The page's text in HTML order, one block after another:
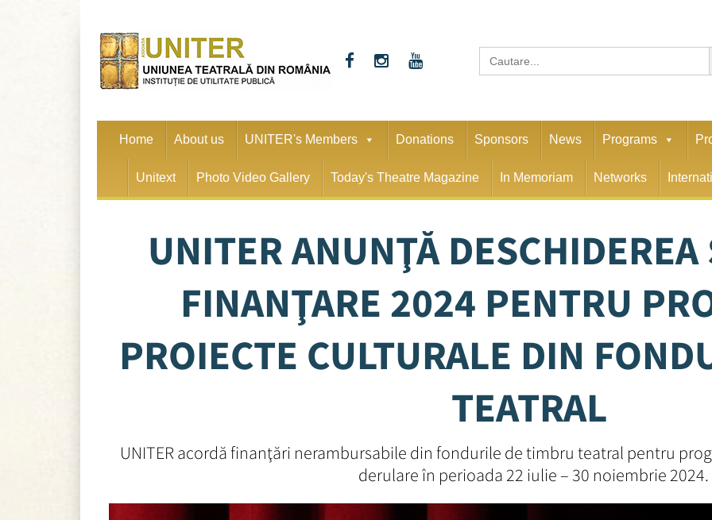
Search
for:
Home About us UNITER's Members Donations Sponsors News Programs
Unitext Photo Video Gallery Today's Theatre Magazine In Memoriam Networks
UNITER ANUNŢĂ
FINANŢARE 2024 PENTRU
PROIECTE CULTURALE DIN
TEATRAL
UNITER acordă finanţări nerambursabile din fondurile de timbru teatral pentru
derulare în perioada 22 iulie – 30 noiembrie 2024.